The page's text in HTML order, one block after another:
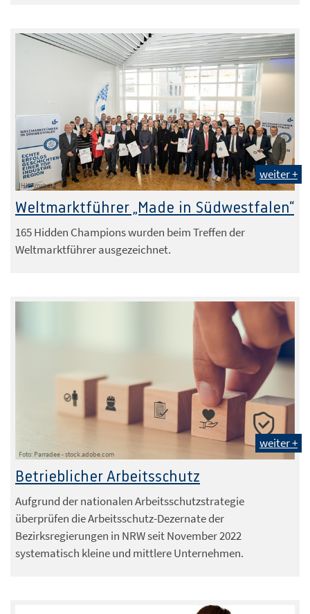
IHK Arnsberg
weiter +
Weltmarktführer „Made in Südwestfalen“
165 Hidden Champions wurden beim Treffen der
Weltmarktführer ausgezeichnet.
Foto: Parradee - stock.adobe.com
weiter +
Betrieblicher Arbeitsschutz
Aufgrund der nationalen Arbeitsschutzstrategie
überprüfen die Arbeitsschutz-Dezernate der
Bezirksregierungen in NRW seit November 2022
systematisch kleine und mittlere Unternehmen.